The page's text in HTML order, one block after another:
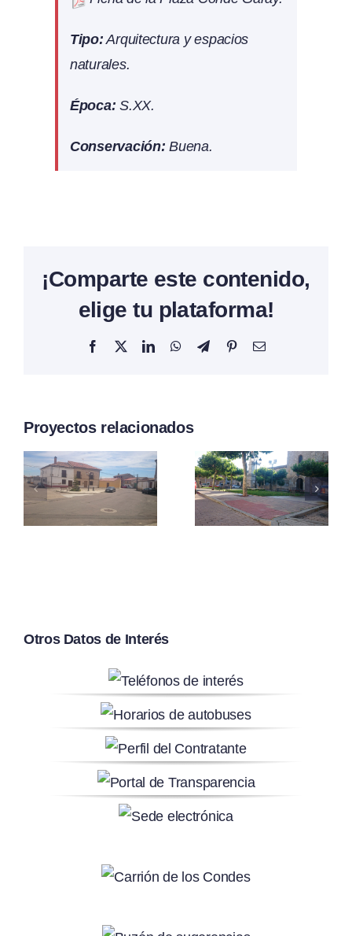
Tipo: Arquitectura y espacios
naturales.
Época: S.XX.
Conservación: Buena.
¡Comparte este contenido,
elige tu plataforma!
Facebook
X LinkedInWhatsAppTelegramPinterestCorreo
Proyectos relacionados
Plaza de
Santa
Plaza de
los
Otros Datos de Interés